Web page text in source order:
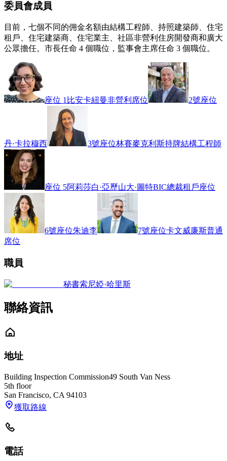
委員會成員
目前，七個不同的佣金名額由結構工程師、持照建築師、住宅
租戶、住宅建築商、住宅業主、社區非營利住房開發商和廣大
公眾擔任。市長任命 4 個職位，監事會主席任命 3 個職位。
座位 1 比安卡紐曼非營利席位 2號座位
丹·卡拉穆西 3號座位林賽麥克利斯持牌結構工程師
座位 5阿莉莎白·亞歷山大·圖特BIC總裁租戶座位
6號座位朱迪李 7號座位卡文威廉斯普通
席位
職員
秘書索尼婭·哈里斯
聯絡資訊
地址
Building Inspection Commission49 South Van Ness
5th floor
San Francisco, CA 94103
獲取路線
電話